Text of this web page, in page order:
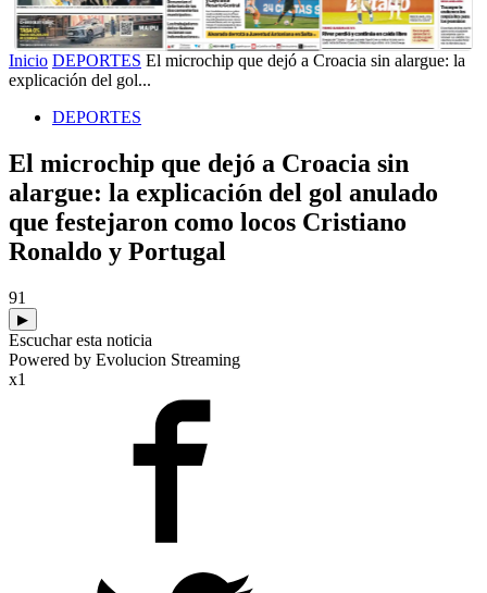
Inicio DEPORTES El microchip que dejó a Croacia sin alargue: la
explicación del gol...
DEPORTES
El microchip que dejó a Croacia sin
alargue: la explicación del gol anulado
que festejaron como locos Cristiano
Ronaldo y Portugal
91
▶
Escuchar esta noticia
Powered by Evolucion Streaming
x1